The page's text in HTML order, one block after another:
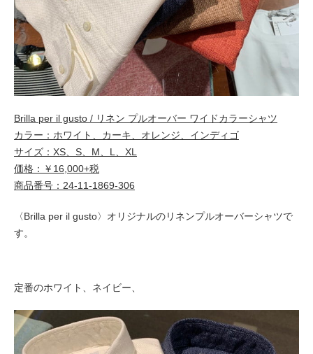
Brilla per il gusto / リネン プルオーバー ワイドカラーシャツ
カラー：ホワイト、カーキ、オレンジ、インディゴ
サイズ：XS、S、M、L、XL
価格：￥16,000+税
商品番号：24-11-1869-306
〈Brilla per il gusto〉オリジナルのリネンプルオーバーシャツで
す。
定番のホワイト、ネイビー、